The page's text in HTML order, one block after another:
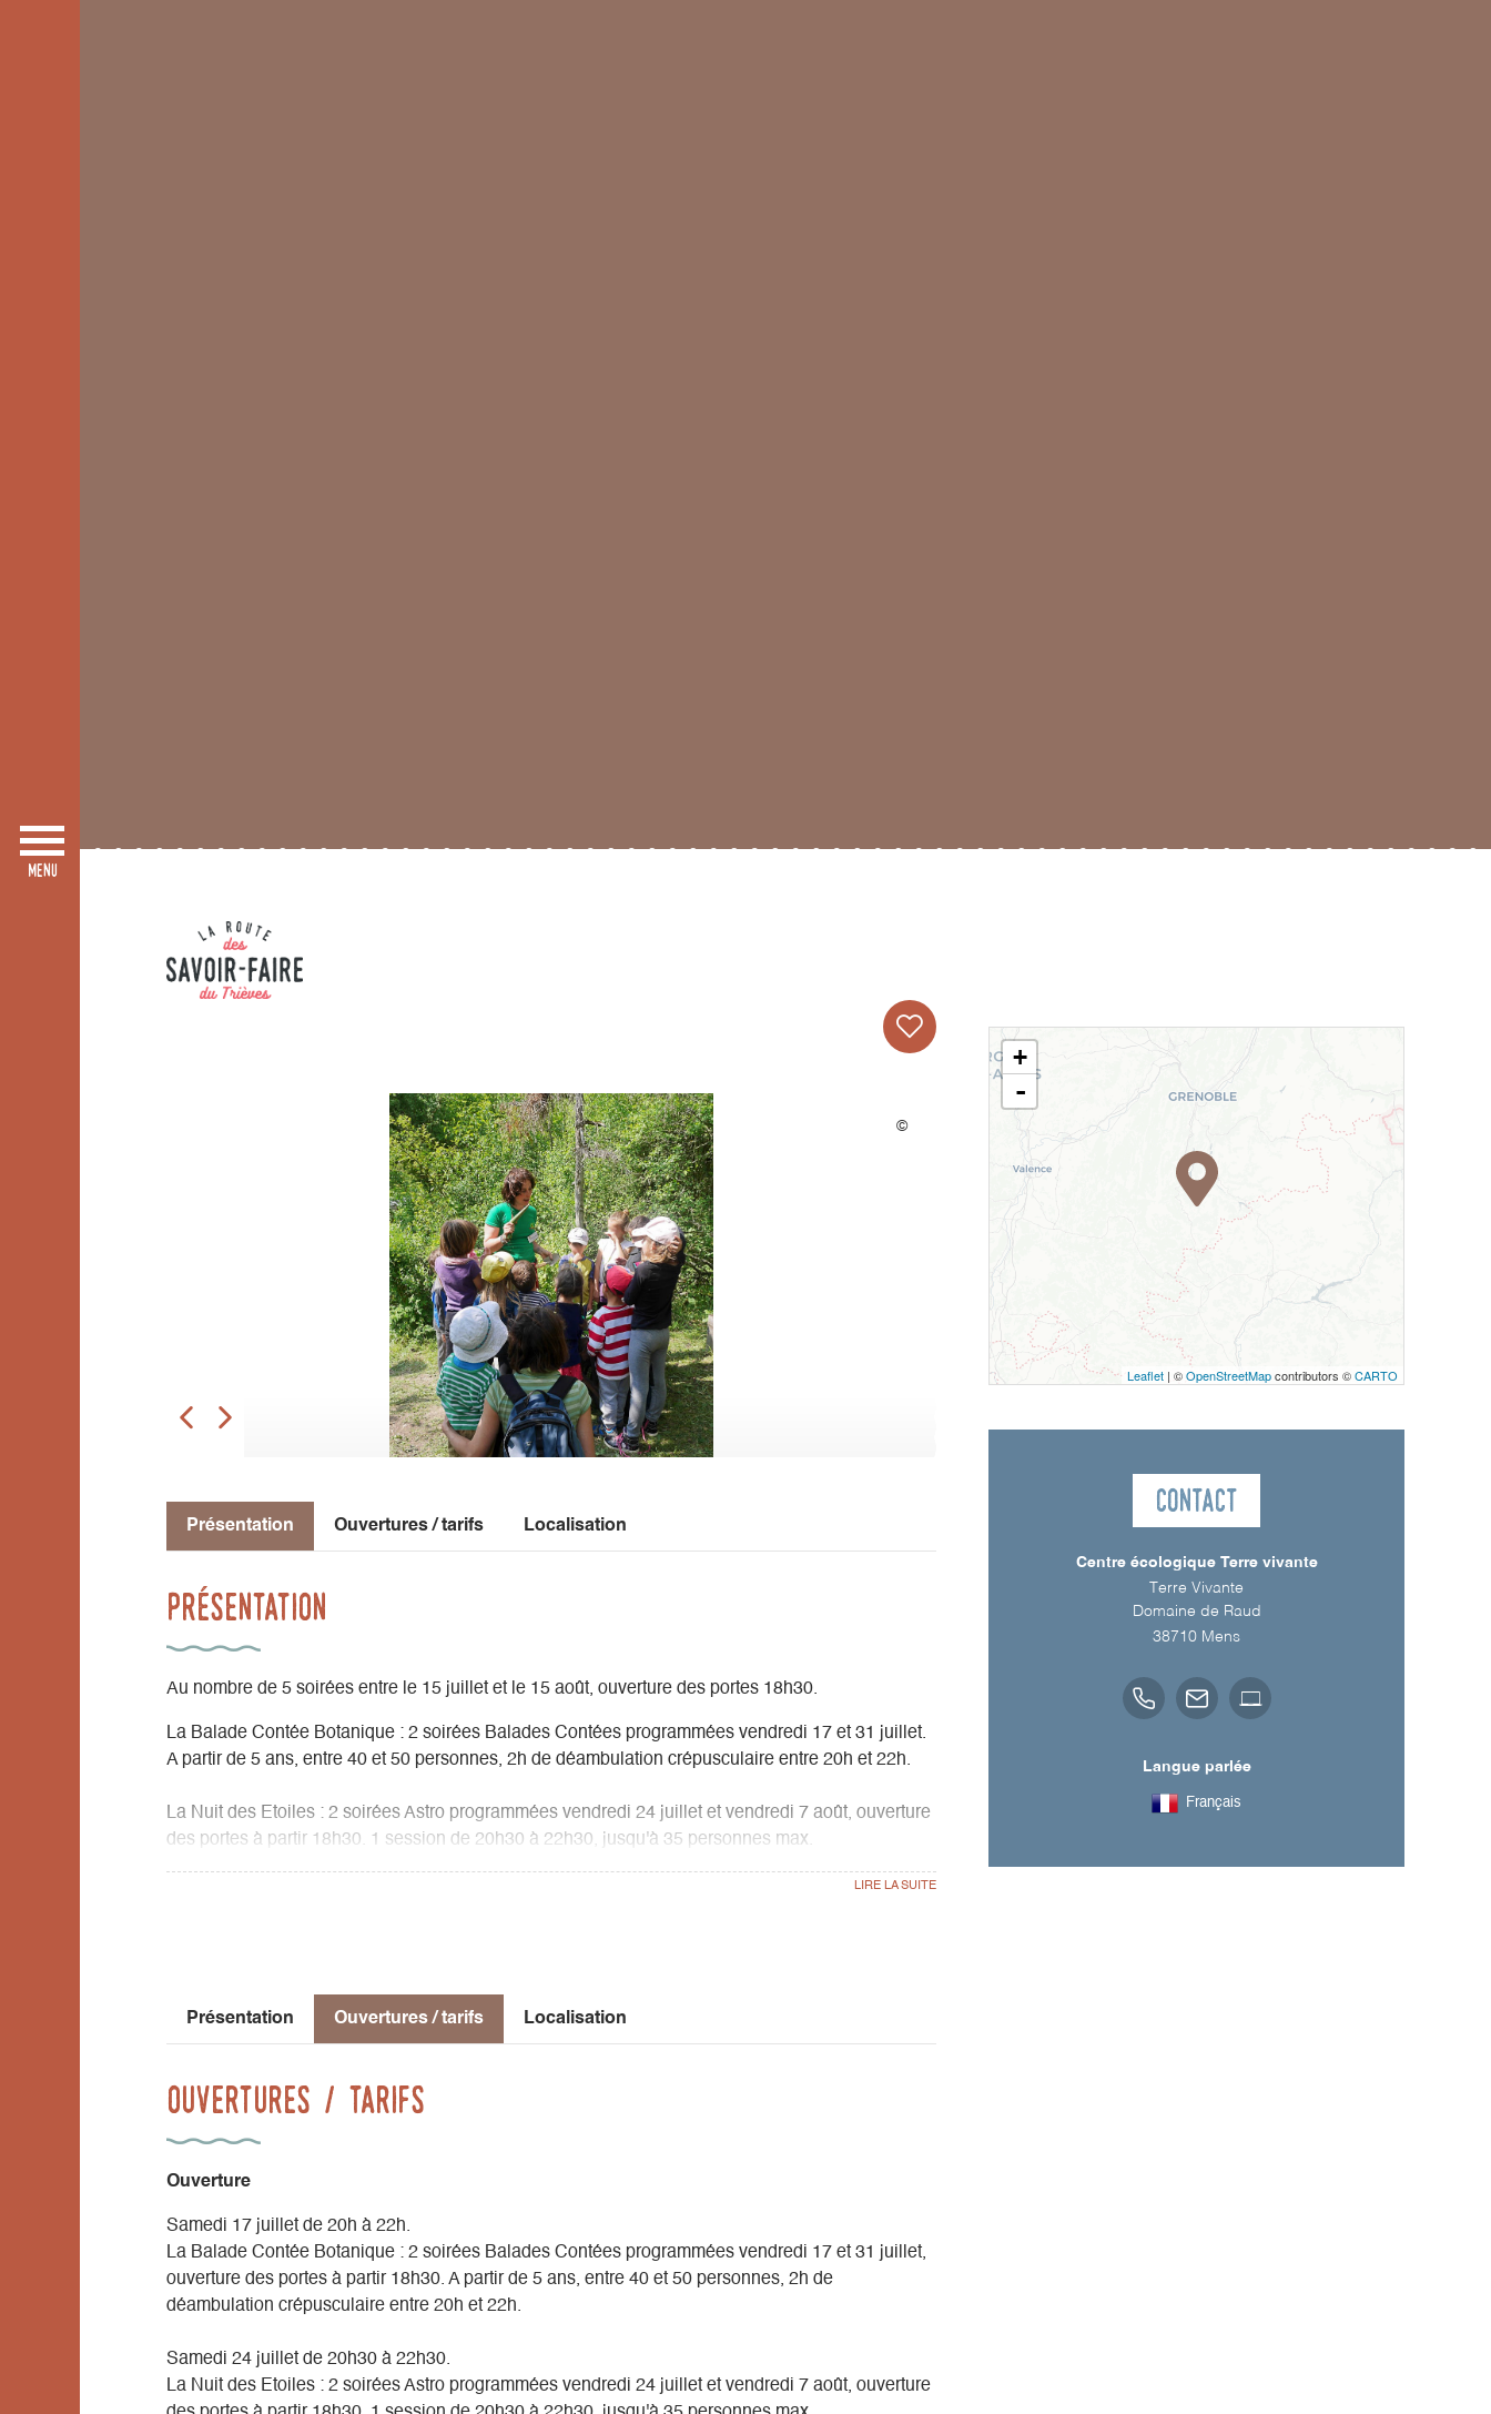
Présentation Ouvertures / tarifs Localisation
Présentation
Au nombre de 5 soirées entre le 15 juillet et le 15 août, ouverture des portes 18h30.
La Balade Contée Botanique : 2 soirées Balades Contées programmées vendredi 17 et 31 juillet.
A partir de 5 ans, entre 40 et 50 personnes, 2h de déambulation crépusculaire entre 20h et 22h.
La Nuit des Etoiles : 2 soirées Astro programmées vendredi 24 juillet et vendredi 7 août, ouverture
des portes à partir 18h30. 1 session de 20h30 à 22h30, jusqu'à 35 personnes max.
Si mauvaise météo, animation possible dans l'abri des visiteurs.
Présentation Ouvertures / tarifs Localisation
Ouvertures / tarifs
Ouverture
Samedi 17 juillet de 20h à 22h.
La Balade Contée Botanique : 2 soirées Balades Contées programmées vendredi 17 et 31 juillet,
ouverture des portes à partir 18h30. A partir de 5 ans, entre 40 et 50 personnes, 2h de
déambulation crépusculaire entre 20h et 22h.
Samedi 24 juillet de 20h30 à 22h30.
La Nuit des Etoiles : 2 soirées Astro programmées vendredi 24 juillet et vendredi 7 août, ouverture
+
-
Leaflet | ©OpenStreetMapcontributors ©CARTO
Contact
Centre écologique Terre vivante
Terre Vivante
Domaine de Raud
38710 Mens
Langue parlée
Français